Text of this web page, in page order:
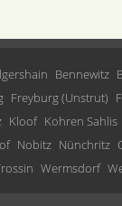
Bennewitz
Freyburg (Unstrut)
Kloof Kohren Sahlis
Nobitz Nünchritz
Wermsdorf